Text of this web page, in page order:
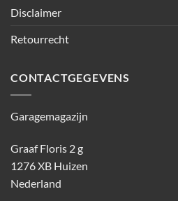
Disclaimer
Retourrecht
CONTACTGEGEVENS
Garagemagazijn
Graaf Floris 2 g
1276 XB Huizen
Nederland